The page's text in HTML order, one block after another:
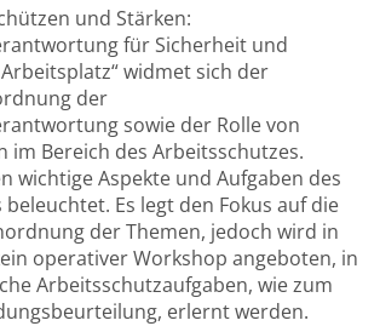
und Stärken:
für Sicherheit und
widmet sich der
der
sowie der Rolle von
im Bereich des Arbeitsschutzes.
wichtige Aspekte und Aufgaben des
Es legt den Fokus auf die
der Themen, jedoch wird in
operativer Workshop angeboten, in
Arbeitsschutzaufgaben, wie zum
erlernt werden.